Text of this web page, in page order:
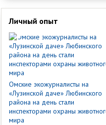
Личный опыт
Омские экожурналисты на
«Лузинской даче» Любинского
района на день стали
инспекторами охраны
мира